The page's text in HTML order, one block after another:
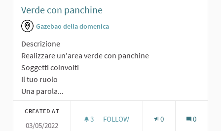
Verde con panchine
Gazebao della domenica
Descrizione
Realizzare un'area verde con panchine
Soggetti coinvolti
Il tuo ruolo
Una parola...
CREATED AT
03/05/2022
3 3 FOLLOWERS
FOLLOW 0 0